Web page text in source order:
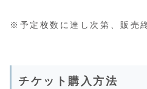
※予定枚数に達し次第、販売
チケット購入方法